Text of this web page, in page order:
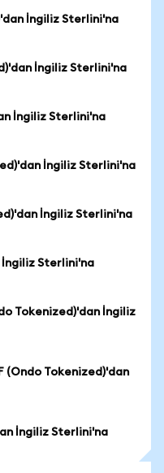
İngiliz Sterlini'na
İngiliz Sterlini'na
İngiliz Sterlini'na
İngiliz Sterlini'na
İngiliz Sterlini'na
İngiliz Sterlini'na
Tokenized)'dan İngiliz
(Ondo Tokenized)'dan
İngiliz Sterlini'na